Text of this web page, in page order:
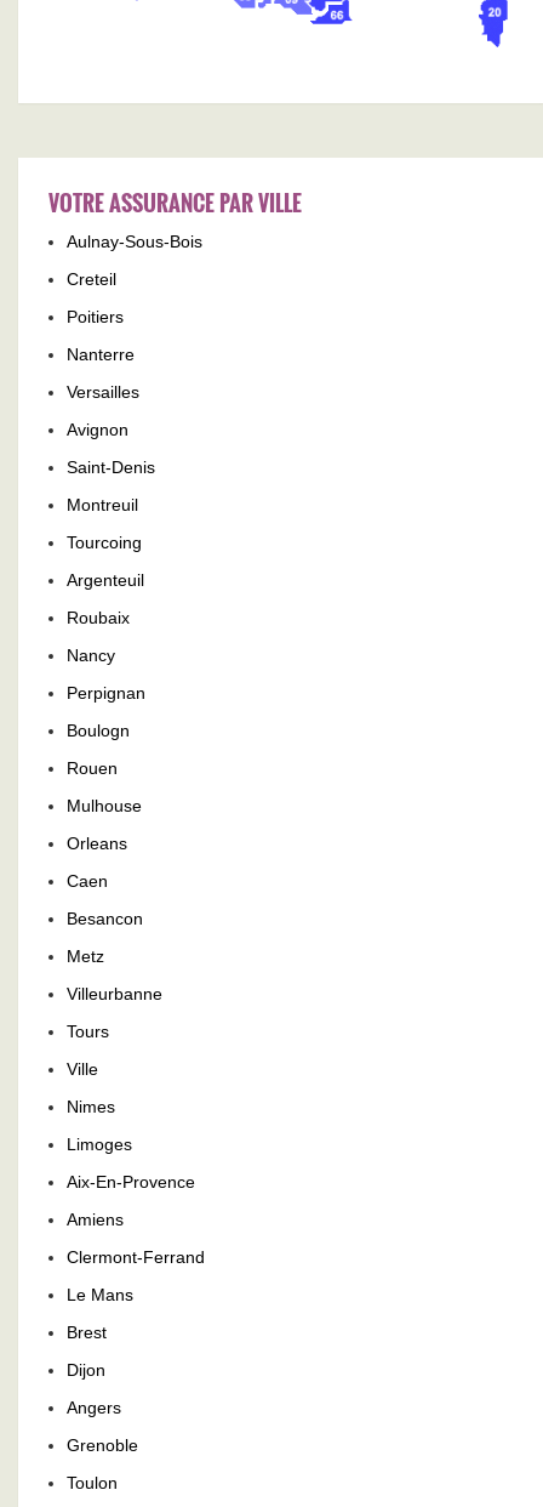
VOTRE ASSURANCE PAR VILLE
Aulnay-Sous-Bois
Creteil
Poitiers
Nanterre
Versailles
Avignon
Saint-Denis
Montreuil
Tourcoing
Argenteuil
Roubaix
Nancy
Perpignan
Boulogn
Rouen
Mulhouse
Orleans
Caen
Besancon
Metz
Villeurbanne
Tours
Ville
Nimes
Limoges
Aix-En-Provence
Amiens
Clermont-Ferrand
Le Mans
Brest
Dijon
Angers
Grenoble
Toulon